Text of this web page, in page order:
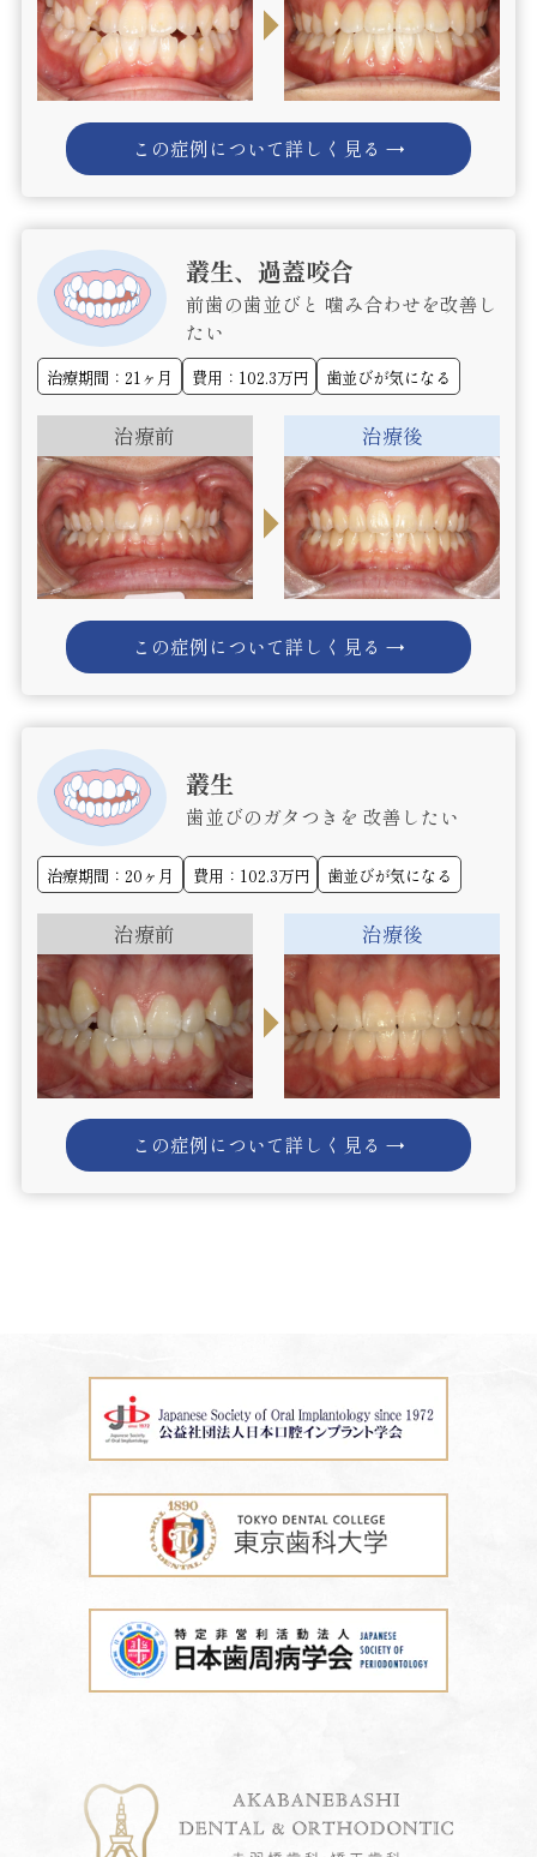
この症例について詳しく見る →
叢生、過蓋咬合
前歯の歯並びと 噛み合わせを改善し
たい
治療期間：21ヶ月 費用：102.3万円 歯並びが気になる
治療前 治療後
この症例について詳しく見る →
叢生
歯並びのガタつきを 改善したい
治療期間：20ヶ月 費用：102.3万円 歯並びが気になる
治療前 治療後
この症例について詳しく見る →